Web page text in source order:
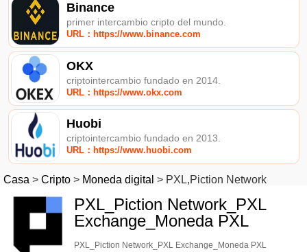
Binance
primer intercambio cripto del mundo.
URL：https://www.binance.com
OKX
criptointercambio fundado en 2014.
URL：https://www.okx.com
Huobi
criptointercambio fundado en 2013.
URL：https://www.huobi.com
Casa > Cripto > Moneda digital > PXL,Piction Network
PXL_Piction Network_PXL
Exchange_Moneda PXL
PXL_Piction Network_PXL Exchange_Moneda PXL